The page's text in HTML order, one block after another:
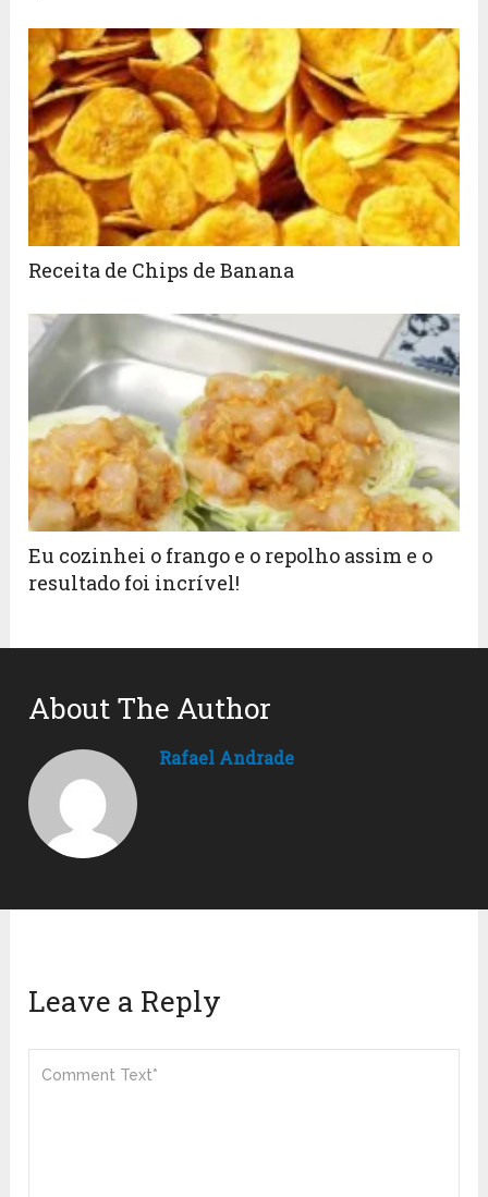
Receita de Chips de Banana
Eu cozinhei o frango e o repolho assim e o
resultado foi incrível!
About The Author
Rafael Andrade
Leave a Reply